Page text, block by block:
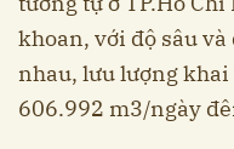
khoan, với độ sâu
nhau, lưu lượng
606.992 m3/ngày